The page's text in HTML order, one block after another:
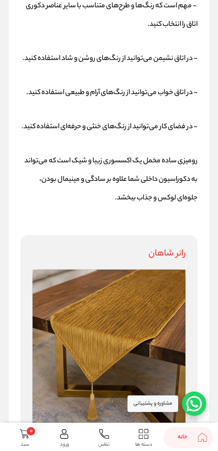
- مهم است که رنگ‌ها و طرح‌های متناسب با سایر عناصر دکوری
اتاق را انتخاب کنید.
- در اتاق نشیمن می‌توانید از رنگ‌های روشن و شاد استفاده کنید.
- در اتاق خواب می‌توانید از رنگ‌های آرام و طبیعی استفاده کنید.
- در فضای کار می‌توانید از رنگ‌های خنثی و حرفه‌ای استفاده کنید.
رومیزی ساده مخمل یک اکسسوری زیبا و شیک است که می‌تواند
به دکوراسیون داخلی شما علاوه بر سادگی و مینیمال بودن،
جلوه‌ای لوکس و جذاب ببخشد.
رانر شاهان
1,750,000
مشاوره و پشتیبانی
خانه
دسته ها تماس ورود سبد
0